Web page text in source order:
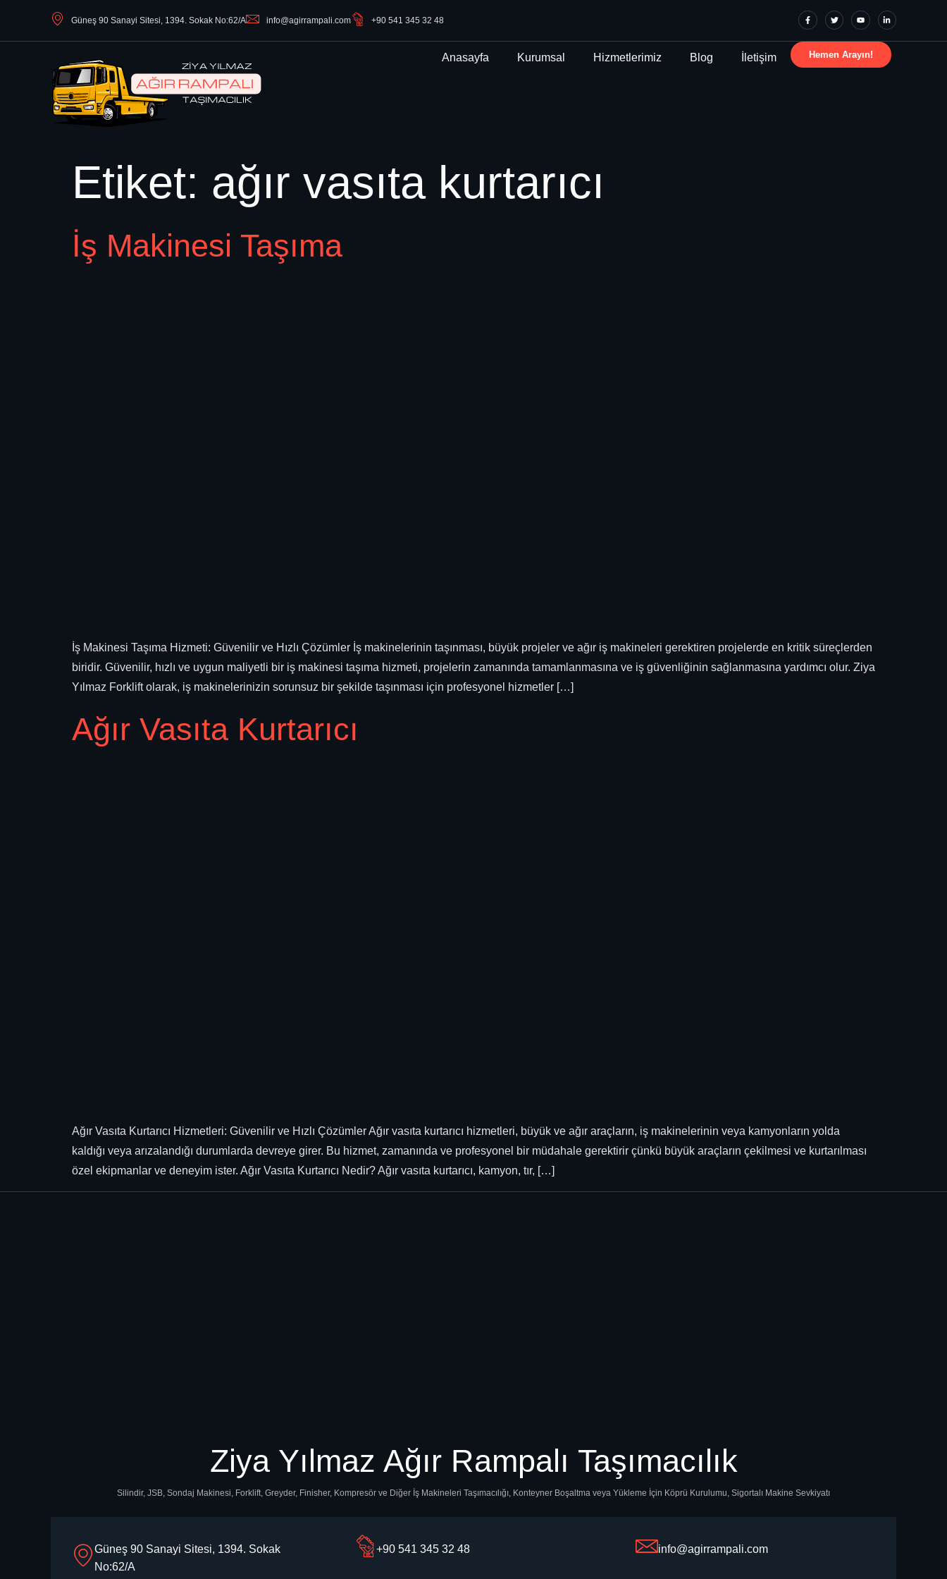
Güneş 90 Sanayi Sitesi, 1394. Sokak No:62/A info@agirrampali.com +90 541 345 32 48
Anasayfa Kurumsal Hizmetlerimiz Blog İletişim Hemen Arayın!
Etiket: ağır vasıta kurtarıcı
İş Makinesi Taşıma
İş Makinesi Taşıma Hizmeti: Güvenilir ve Hızlı Çözümler İş makinelerinin taşınması, büyük projeler ve ağır iş makineleri gerektiren projelerde en kritik süreçlerden
biridir. Güvenilir, hızlı ve uygun maliyetli bir iş makinesi taşıma hizmeti, projelerin zamanında tamamlanmasına ve iş güvenliğinin sağlanmasına yardımcı olur. Ziya
Yılmaz Forklift olarak, iş makinelerinizin sorunsuz bir şekilde taşınması için profesyonel hizmetler […]
Ağır Vasıta Kurtarıcı
Ağır Vasıta Kurtarıcı Hizmetleri: Güvenilir ve Hızlı Çözümler Ağır vasıta kurtarıcı hizmetleri, büyük ve ağır araçların, iş makinelerinin veya kamyonların yolda
kaldığı veya arızalandığı durumlarda devreye girer. Bu hizmet, zamanında ve profesyonel bir müdahale gerektirir çünkü büyük araçların çekilmesi ve kurtarılması
özel ekipmanlar ve deneyim ister. Ağır Vasıta Kurtarıcı Nedir? Ağır vasıta kurtarıcı, kamyon, tır, […]
Ziya Yılmaz Ağır Rampalı Taşımacılık
Silindir, JSB, Sondaj Makinesi, Forklift, Greyder, Finisher, Kompresör ve Diğer İş Makineleri Taşımacılığı, Konteyner Boşaltma veya Yükleme İçin Köprü Kurulumu, Sigortalı Makine Sevkiyatı
Güneş 90 Sanayi Sitesi, 1394. Sokak
No:62/A
+90 541 345 32 48 info@agirrampali.com